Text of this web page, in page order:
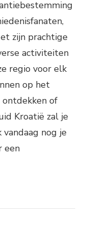
zijn prachtige
activiteiten
regio voor elk
op het
of
Kroatië zal je
nog je
een